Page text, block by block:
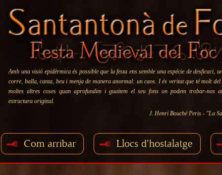
Amb una visió epidèrmica és possible que la festa ens semble una espécie de desficaci,
corre, balla, canta, beu i menja de manera anormal: un caos. I és veritat que té molt del
moltes altres coses quan aprofundim i guaitem el seu fons on podem trobar-nos
estructura original.
J. Henri Bouché Peris - "La
Com arribar Llocs d'hostalatge